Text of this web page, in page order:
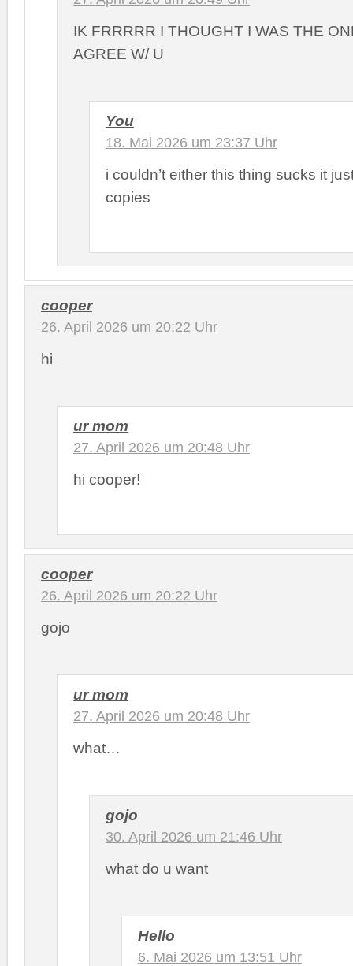
IK FRRRRR I THOUGHT I WAS THE
AGREE W/ U
You
18. Mai 2026 um 23:37 Uhr
i couldn’t either this thing sucks it
copies
cooper
26. April 2026 um 20:22 Uhr
hi
ur mom
27. April 2026 um 20:48 Uhr
hi cooper!
cooper
26. April 2026 um 20:22 Uhr
gojo
ur mom
27. April 2026 um 20:48 Uhr
what…
gojo
30. April 2026 um 21:46 Uhr
what do u want
Hello
6. Mai 2026 um 13:51 Uhr